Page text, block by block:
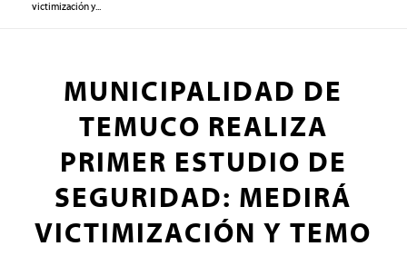
victimización y...
MUNICIPALIDAD DE
TEMUCO REALIZA
PRIMER ESTUDIO DE
SEGURIDAD: MEDIRÁ
VICTIMIZACIÓN Y TEMO